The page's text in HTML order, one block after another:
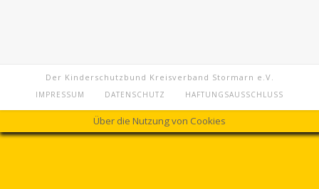
Der Kinderschutzbund Kreisverband Stormarn e.V.
IMPRESSUM DATENSCHUTZ HAFTUNGSAUSSCHLUSS
Über die Nutzung von Cookies